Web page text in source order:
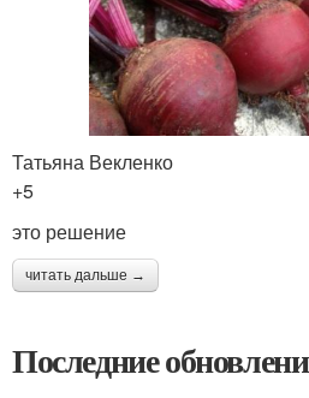
Татьяна Векленко
+5
это решение
читать дальше →
Последние